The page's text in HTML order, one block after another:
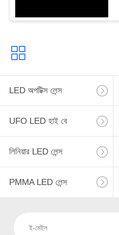
LED অপটিক্স লেন্স
UFO LED হাই বে
লিনিয়ার LED লেন্স
PMMA LED লেন্স